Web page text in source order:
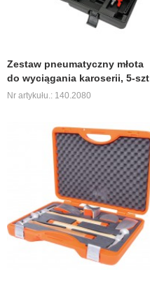
Zestaw pneumatyczny młota
do wyciągania karoserii, 5-szt
Nr artykułu.: 140.2080